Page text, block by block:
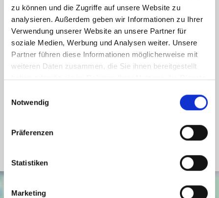
zu können und die Zugriffe auf unsere Website zu
analysieren. Außerdem geben wir Informationen zu Ihrer
Verwendung unserer Website an unsere Partner für
soziale Medien, Werbung und Analysen weiter. Unsere
Partner führen diese Informationen möglicherweise mit
weiteren Daten zusammen, die Sie ihnen bereitgestellt
haben oder die sie im Rahmen Ihrer Nutzung der Dienste
Notwendig
Präferenzen
Statistiken
Marketing
Wesentlicher Energieträger
Gas
Energieausweis Ausstelldatum
2024-04-17
Energieausweis gültig bis
16.04.2034
Energieausweis Jahrgang
ab dem 1.5.2014
Energieausweis Gebäudeart
Wohngebäude
Befeuerung